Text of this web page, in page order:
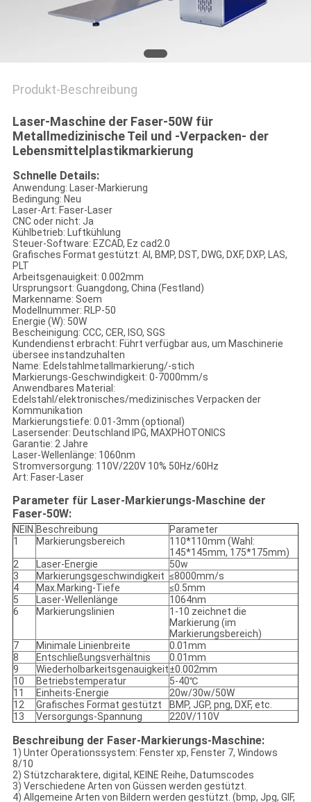
Produkt-Beschreibung
Laser-Maschine der Faser-50W für
Metallmedizinische Teil und -Verpacken- der
Lebensmittelplastikmarkierung
Schnelle Details:
Anwendung: Laser-Markierung
Bedingung: Neu
Laser-Art: Faser-Laser
CNC oder nicht: Ja
Kühlbetrieb: Luftkühlung
Steuer-Software: EZCAD, Ez cad2.0
Grafisches Format gestützt: AI, BMP, DST, DWG, DXF, DXP, LAS,
PLT
Arbeitsgenauigkeit: 0.002mm
Ursprungsort: Guangdong, China (Festland)
Markenname: Soem
Modellnummer: RLP-50
Energie (W): 50W
Bescheinigung: CCC, CER, ISO, SGS
Kundendienst erbracht: Führt verfügbar aus, um Maschinerie
übersee instandzuhalten
Name: Edelstahlmetallmarkierung/-stich
Markierungs-Geschwindigkeit: 0-7000mm/s
Anwendbares Material:
Edelstahl/elektronisches/medizinisches Verpacken der
Kommunikation
Markierungstiefe: 0.01-3mm (optional)
Lasersender: Deutschland IPG, MAXPHOTONICS
Garantie: 2 Jahre
Laser-Wellenlänge: 1060nm
Stromversorgung: 110V/220V 10% 50Hz/60Hz
Art: Faser-Laser
Parameter für Laser-Markierungs-Maschine der
Faser-50W:
NEIN. Beschreibung
Parameter
1
Markierungsbereich
110*110mm (Wahl:
145*145mm, 175*175mm)
2
Laser-Energie
50w
3
Markierungsgeschwindigkeit ≤8000mm/s
4
Max.Marking-Tiefe
≤0.5mm
5
Laser-Wellenlänge
1064nm
6
Markierungslinien
1-10 zeichnet die
Markierung (im
Markierungsbereich)
7
Minimale Linienbreite
0.01mm
8
Entschließungsverhältnis
0.01mm
9
Wiederholbarkeitsgenauigkeit±0.002mm
10
Betriebstemperatur
5-40℃
11
Einheits-Energie
20w/30w/50W
12
Grafisches Format gestützt
BMP, JGP, png, DXF, etc.
13
Versorgungs-Spannung 220V/110V
Beschreibung der Faser-Markierungs-Maschine:
1) Unter Operationssystem: Fenster xp, Fenster 7, Windows
8/10
2) Stützcharaktere, digital, KEINE Reihe, Datumscodes
3) Verschiedene Arten von Güssen werden gestützt.
4) Allgemeine Arten von Bildern werden gestützt. (bmp, Jpg, GIF,